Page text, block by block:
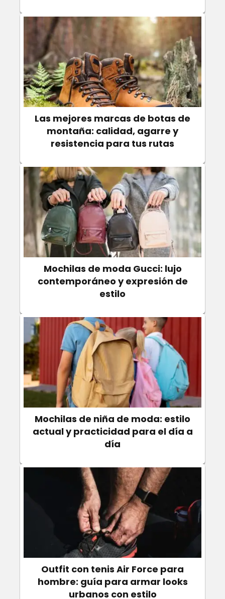
Las mejores marcas de botas de
montaña: calidad, agarre y
resistencia para tus rutas
Mochilas de moda Gucci: lujo
contemporáneo y expresión de
estilo
Mochilas de niña de moda: estilo
actual y practicidad para el día a
día
Outfit con tenis Air Force para
hombre: guía para armar looks
urbanos con estilo